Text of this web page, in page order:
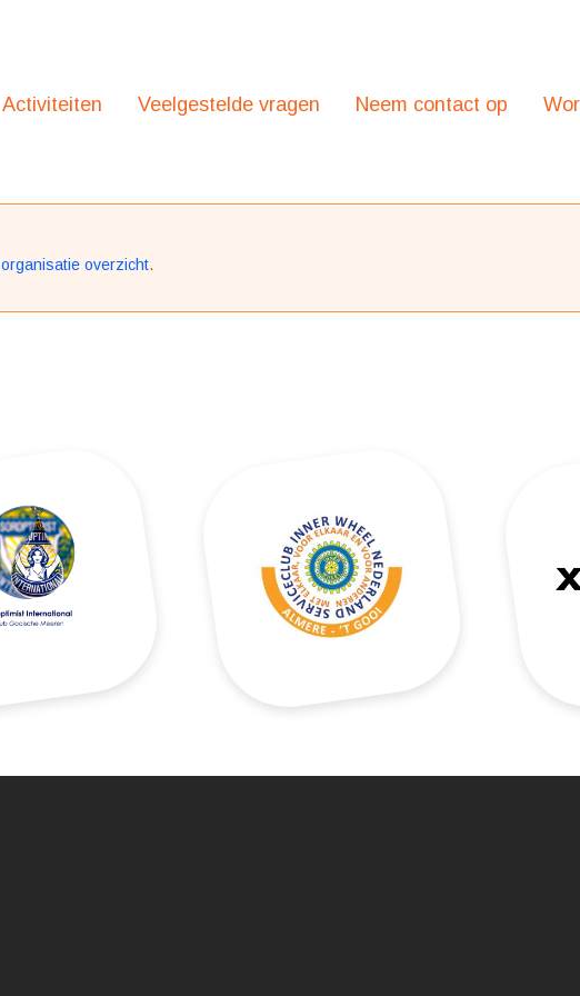
Activiteiten Veelgestelde vragen Neem contact op
organisatie overzicht.